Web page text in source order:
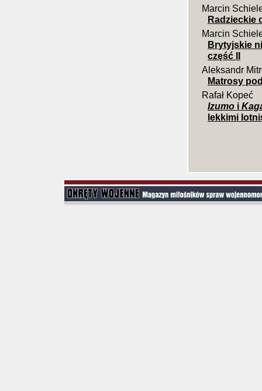
Marcin
Radzieckie
Marcin
Brytyjskie
część II
Aleksandr
Matrosy
Rafał Kopeć
Izumo i
lekkimi